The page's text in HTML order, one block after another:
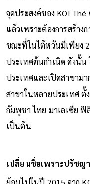
จุดประสงค์ของ KOI
แล้วเพราะต้องการสร้าง
ขณะที่ในไต้หวันมีเพียง
ประเทศต้นกำเนิด ดังนั้
ประเทศและเปิดสาขาม
สาขาในหลายประเทศ
กัมพูชา ไทย มาเลเซีย
เป็นต้น
เปลี่ยนชื่อเพราะปรัชญ